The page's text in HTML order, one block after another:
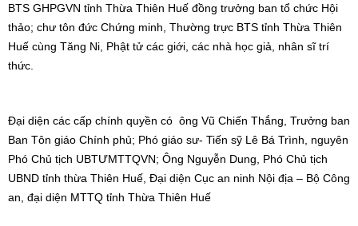
BTS GHPGVN tỉnh Thừa Thiên Huế đồng trưởng ban tổ chức Hội
thảo; chư tôn đức Chứng minh, Thường trực BTS tỉnh Thừa Thiên
Huế cùng Tăng Ni, Phật tử các giới, các nhà học giả, nhân sĩ trí
thức.
Đại diện các cấp chính quyền có ông Vũ Chiến Thắng, Trưởng ban
Ban Tôn giáo Chính phủ; Phó giáo sư- Tiến sỹ Lê Bá Trình, nguyên
Phó Chủ tịch UBTƯMTTQVN; Ông Nguyễn Dung, Phó Chủ tịch
UBND tỉnh thừa Thiên Huế, Đại diện Cục an ninh Nội địa – Bộ Công
an, đại diện MTTQ tỉnh Thừa Thiên Huế